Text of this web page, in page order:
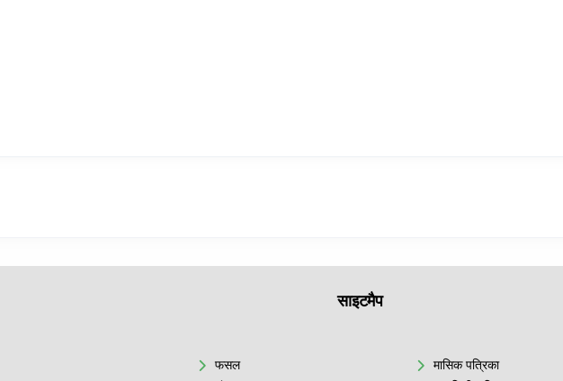
साइटमैप
फसल
मासिक पत्रिका